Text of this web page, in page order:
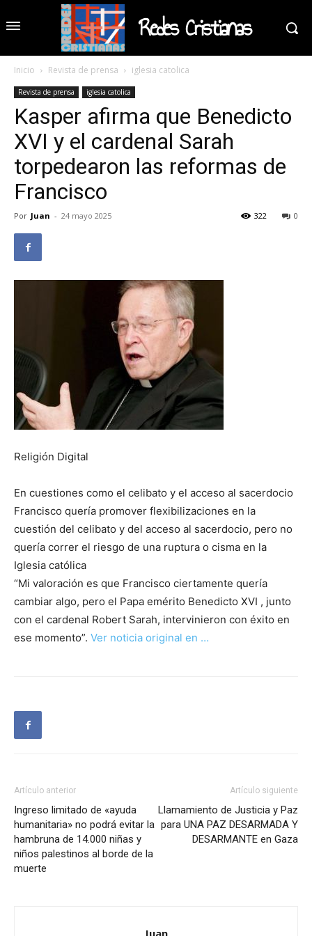
Redes Cristianas
Inicio Revista de prensa iglesia catolica
Revista de prensa iglesia catolica
Kasper afirma que Benedicto
XVI y el cardenal Sarah
torpedearon las reformas de
Francisco
Por Juan - 24 mayo 2025 0
322
Religión Digital
En cuestiones como el celibato y el acceso al sacerdocio
Francisco quería promover flexibilizaciones en la
cuestión del celibato y del acceso al sacerdocio, pero no
quería correr el riesgo de una ruptura o cisma en la
Iglesia católica
“Mi valoración es que Francisco ciertamente quería
cambiar algo, pero el Papa emérito Benedicto XVI , junto
con el cardenal Robert Sarah, intervinieron con éxito en
ese momento”. Ver noticia original en …
Artículo anterior
Ingreso limitado de «ayuda
humanitaria» no podrá evitar la
hambruna de 14.000 niñas y
niños palestinos al borde de la
muerte
Artículo siguiente
Llamamiento de Justicia y Paz
para UNA PAZ DESARMADA Y
DESARMANTE en Gaza